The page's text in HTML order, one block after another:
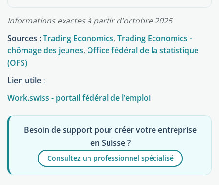
Informations exactes à partir d'octobre 2025
Sources :Trading Economics, Trading Economics -
chômage des jeunes, Office fédéral de la statistique
(OFS)
Lien utile :
Work.swiss - portail fédéral de l’emploi
Besoin de support pour créer votre entreprise
en Suisse ?
Consultez un professionnel spécialisé